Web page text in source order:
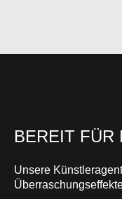
BEREIT FÜR
Unsere